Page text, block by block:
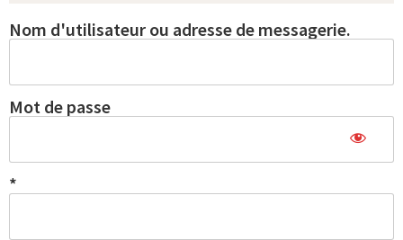
Nom d'utilisateur ou adresse de messagerie.
Mot de passe
*